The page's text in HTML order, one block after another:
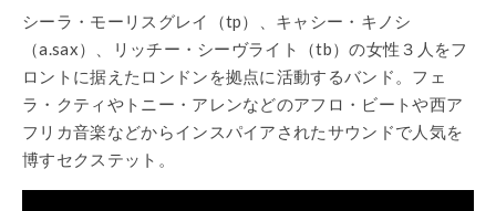
シーラ・モーリスグレイ（tp）、キャシー・キノシ
（a.sax）、リッチー・シーヴライト（tb）の女性３人をフ
ロントに据えたロンドンを拠点に活動するバンド。フェ
ラ・クティやトニー・アレンなどのアフロ・ビートや西ア
フリカ音楽などからインスパイアされたサウンドで人気を
博すセクステット。